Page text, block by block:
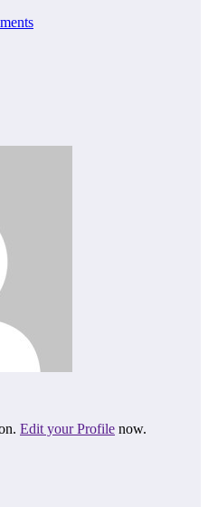
Edit your Profile now.